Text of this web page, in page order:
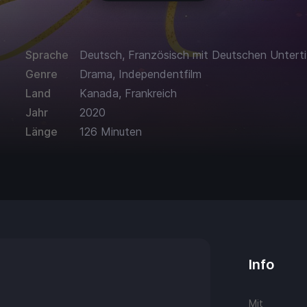
Sprache
Deutsch, Französisch mit Deutschen
Genre
Drama, Independentfilm
Land
Kanada, Frankreich
Jahr
2020
Länge
126 Minuten
Info
Mit